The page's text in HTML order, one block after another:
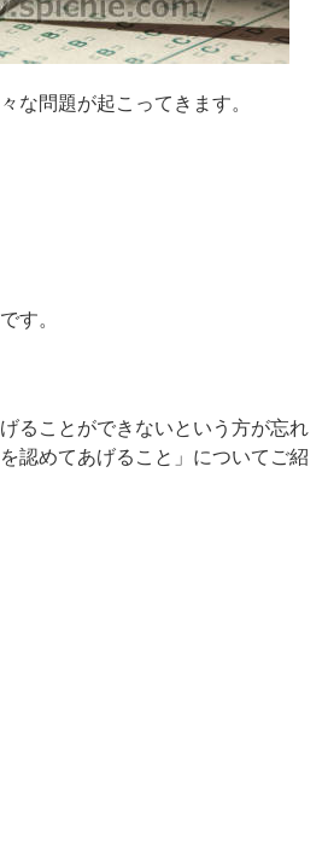
な問題が起こってきます。
す。
ることができないという方が忘れ
認めてあげること」についてご紹